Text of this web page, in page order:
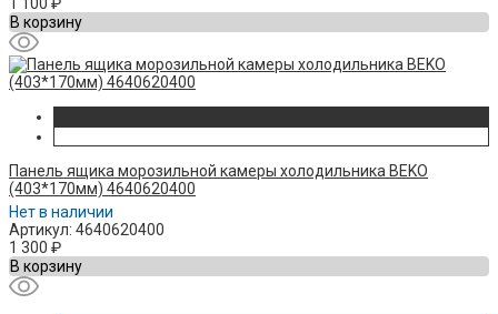
В корзину
Панель ящика морозильной камеры холодильника BEKO
(403*170мм) 4640620400
Нет в наличии
Артикул: 4640620400
1 300 ₽
В корзину